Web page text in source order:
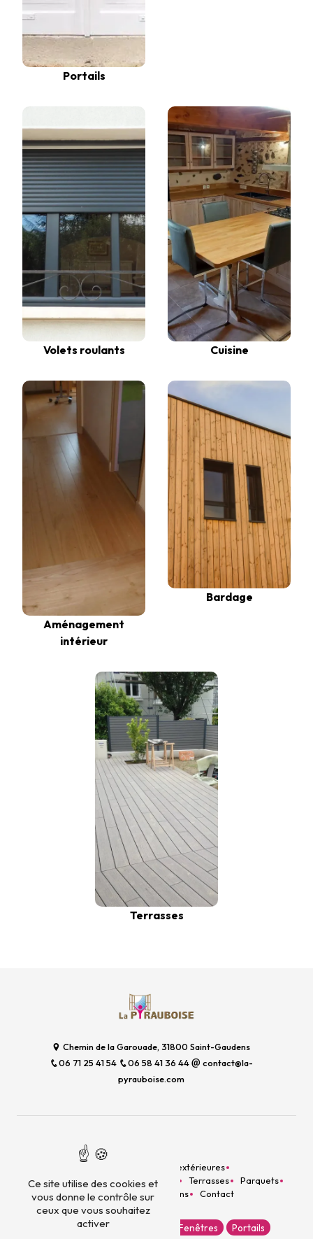
Portails
Volets roulants Cuisine
Aménagement
intérieur
Bardage
Terrasses
Chemin de la Garouade, 31800 Saint-Gaudens
06 71 25 41 54
06 58 41 36 44
contact@la-
pyrauboise.com
Menuiseries extérieures
Aménagement intérieur
Escaliers Terrasses
Parquets
Bardage
Nos réalisations Contact
Escaliers Porte d'entrée Fenêtres Portails
Ce site utilise des cookies et
vous donne le contrôle sur
ceux que vous souhaitez
activer